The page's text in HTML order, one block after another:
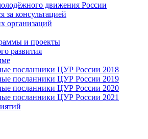
движения России
за консультацией
организаций
и проекты
развития
посланники ЦУР России 2018
посланники ЦУР России 2019
посланники ЦУР России 2020
посланники ЦУР России 2021